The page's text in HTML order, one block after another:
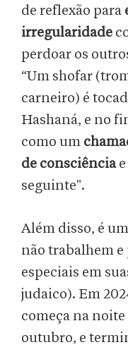
de reflexão para
irregularidade
perdoar os
“Um shofar
carneiro) é
Hashaná, e no
como um
de consciência
seguinte".
Além disso, é
não trabalhem
especiais em
judaico). Em
começa na
outubro, e